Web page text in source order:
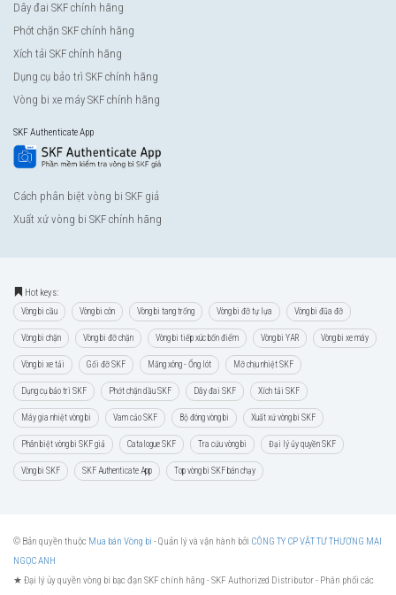
Dây đai SKF chính hãng
Phớt chặn SKF chính hãng
Xích tải SKF chính hãng
Dụng cụ bảo trì SKF chính hãng
Vòng bi xe máy SKF chính hãng
SKF Authenticate App
Cách phân biệt vòng bi SKF giả
Xuất xứ vòng bi SKF chính hãng
Hot keys:
Vòng bi cầu Vòng bi côn Vòng bi tang trống Vòng bi đỡ tự lựa Vòng bi đũa đỡ
Vòng bi chặn Vòng bi đỡ chặn Vòng bi tiếp xúc bốn điểm Vòng bi YAR Vòng bi xe máy
Vòng bi xe tải Gối đỡ SKF Măng xông - Ống lót Mỡ chịu nhiệt SKF
Dụng cụ bảo trì SKF Phớt chặn dầu SKF Dây đai SKF Xích tải SKF
Máy gia nhiệt vòng bi Vam cảo SKF Bộ đóng vòng bi Xuất xứ vòng bi SKF
Phân biệt vòng bi SKF giả Catalogue SKF Tra cứu vòng bi Đại lý ủy quyền SKF
Vòng bi SKF SKF Authenticate App Top vòng bi SKF bán chạy
© Bản quyền thuộc Mua bán Vòng bi - Quản lý và vận hành bởi CÔNG TY CP VẬT TƯ THƯƠNG MẠI
NGỌC ANH
★ Đại lý ủy quyền vòng bi bạc đạn SKF chính hãng -SKF Authorized Distributor- Phân phối các